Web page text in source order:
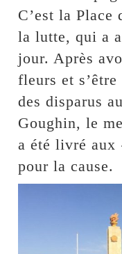
C’est la Place
la lutte, qui a
jour. Après
fleurs et
des disparus
Goughin, le
a été livré aux
pour la cause.